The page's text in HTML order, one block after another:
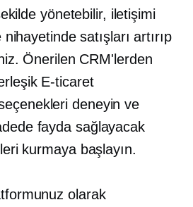
yönetebilir, iletişimi
satışları artırıp
Önerilen CRM'lerden
E-ticaret
deneyin ve
fayda sağlayacak
kurmaya başlayın.
olarak